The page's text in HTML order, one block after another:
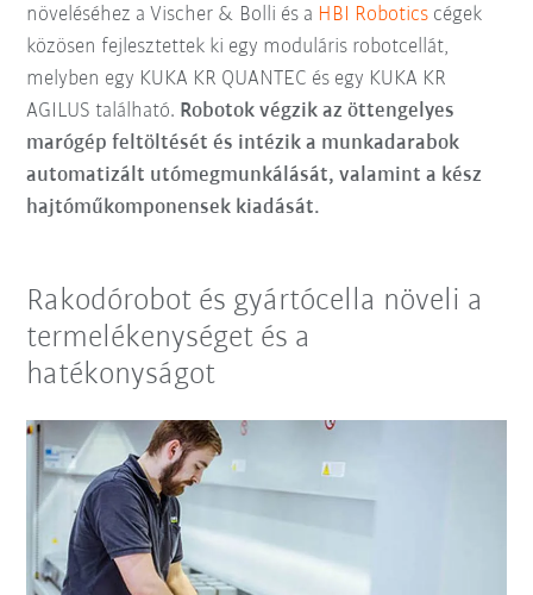
növeléséhez a Vischer & Bolli és a HBI Robotics cégek
közösen fejlesztettek ki egy moduláris robotcellát,
melyben egy KUKA KR QUANTEC és egy KUKA KR
AGILUS található. Robotok végzik az öttengelyes
marógép feltöltését és intézik a munkadarabok
automatizált utómegmunkálását, valamint a kész
hajtóműkomponensek kiadását.
Rakodórobot és gyártócella növeli a
termelékenységet és a
hatékonyságot